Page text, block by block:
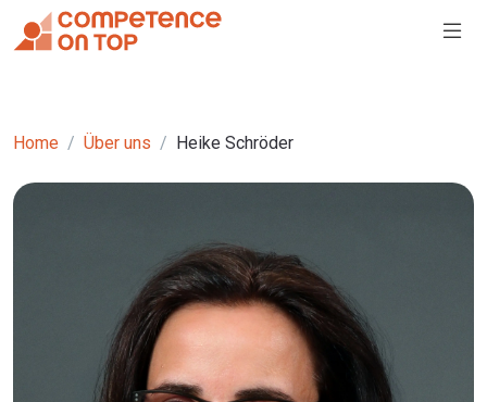
Home Über uns Heike Schröder